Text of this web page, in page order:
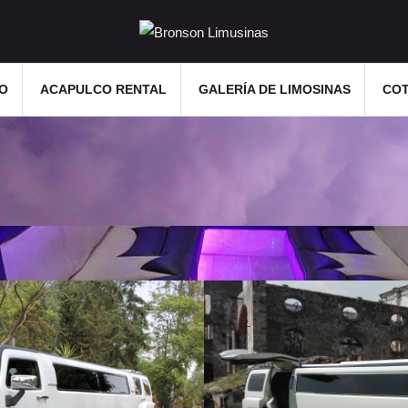
ACAPULCO RENTAL GALERÍA DE LIMOSINAS